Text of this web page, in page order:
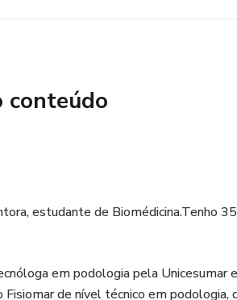
corretamente para exames
e combinada ao laser, além de
protocolos e checklists para facilitar
conteúdo
estudante de Biomédicina.Tenho
em podologia pela Unicesumar
de nível técnico em podologia,